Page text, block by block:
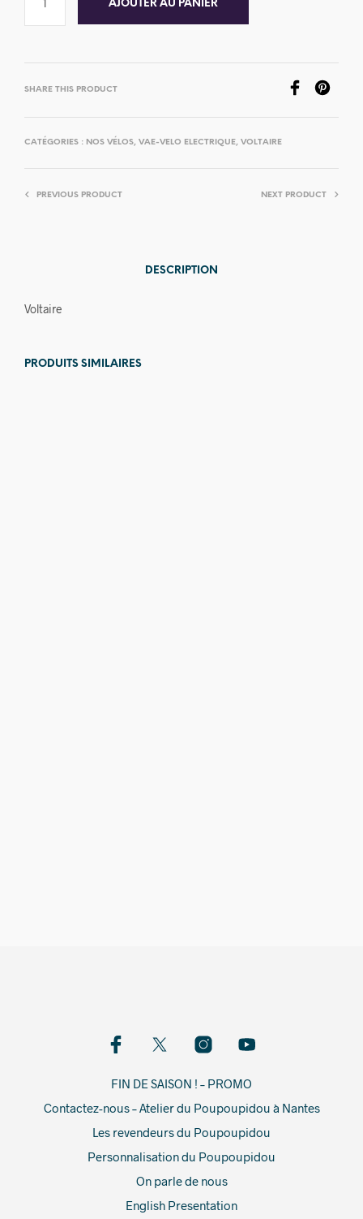
AJOUTER AU PANIER
SHARE THIS PRODUCT
CATÉGORIES : NOS VÉLOS, VAE-VELO ELECTRIQUE, VOLTAIRE
PREVIOUS PRODUCT NEXT PRODUCT
DESCRIPTION
Voltaire
PRODUITS SIMILAIRES
FIN DE SAISON ! – PROMO
Contactez-nous – Atelier du Poupoupidou à Nantes
Les revendeurs du Poupoupidou
Personnalisation du Poupoupidou
On parle de nous
English Presentation